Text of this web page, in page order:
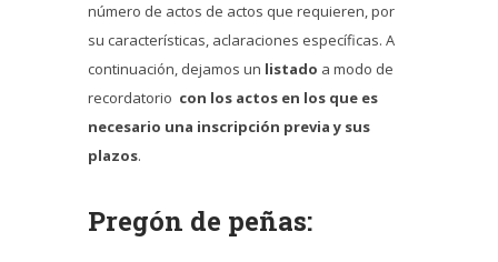
número de actos de actos que requieren, por
su características, aclaraciones específicas. A
continuación, dejamos un listado a modo de
recordatorio con los actos en los que es
necesario una inscripción previa y sus
plazos.
Pregón de peñas: